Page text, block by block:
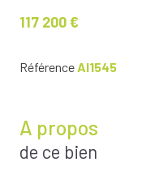
117 200 €
RéférenceAI1545
A propos
de ce bien